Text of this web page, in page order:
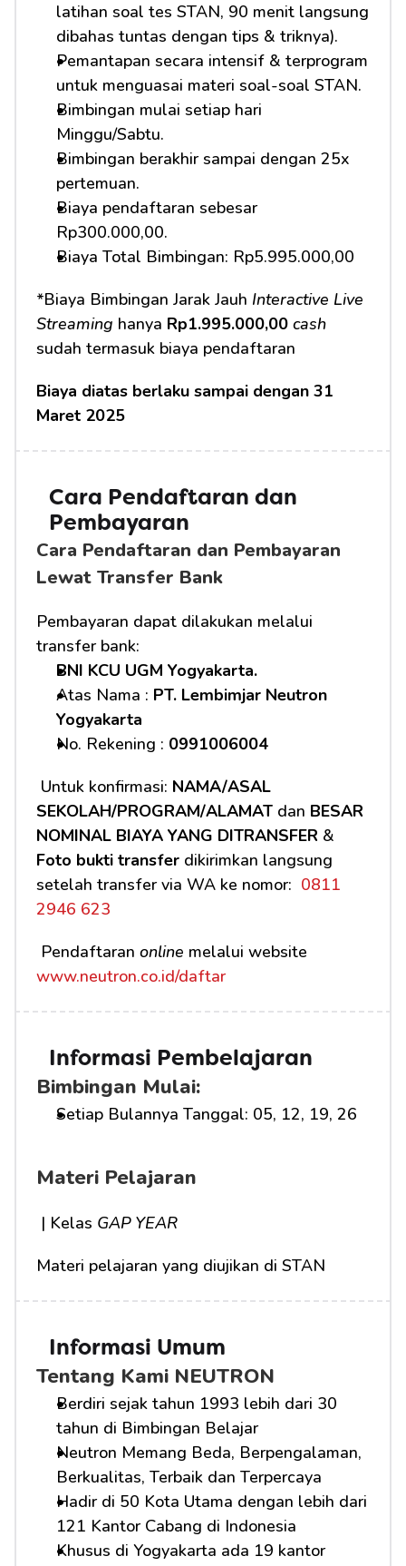
latihan soal tes STAN, 90 menit langsung
dibahas tuntas dengan tips & triknya).
Pemantapan secara intensif & terprogram
untuk menguasai materi soal-soal STAN.
Bimbingan mulai setiap hari
Minggu/Sabtu.
Bimbingan berakhir sampai dengan 25x
pertemuan.
Biaya pendaftaran sebesar
Rp300.000,00.
Biaya Total Bimbingan: Rp5.995.000,00
*Biaya Bimbingan Jarak Jauh Interactive Live
Streaming hanya Rp1.995.000,00 cash
sudah termasuk biaya pendaftaran
Biaya diatas berlaku sampai dengan 31
Maret 2025
Cara Pendaftaran dan
Pembayaran
Cara Pendaftaran dan Pembayaran
Lewat Transfer Bank
Pembayaran dapat dilakukan melalui
transfer bank:
BNI KCU UGM Yogyakarta.
Atas Nama : PT. Lembimjar Neutron
Yogyakarta
No. Rekening : 0991006004
Untuk konfirmasi: NAMA/ASAL
SEKOLAH/PROGRAM/ALAMAT dan BESAR
NOMINAL BIAYA YANG DITRANSFER
Foto bukti transfer dikirimkan langsung
setelah transfer via WA ke nomor: 0811
2946 623
Pendaftaran online
www.neutron.co.id/daftar
Informasi Pembelajaran
Bimbingan Mulai:
Setiap Bulannya Tanggal: 05, 12, 19, 26
Materi Pelajaran
| Kelas GAP YEAR
Materi pelajaran yang diujikan di STAN
Informasi Umum
Tentang Kami NEUTRON
Berdiri sejak tahun 1993 lebih dari 30
tahun di Bimbingan Belajar
Neutron Memang Beda, Berpengalaman,
Berkualitas, Terbaik dan Terpercaya
Hadir di 50 Kota Utama dengan lebih dari
121 Kantor Cabang di Indonesia
Khusus di Yogyakarta ada 19 kantor